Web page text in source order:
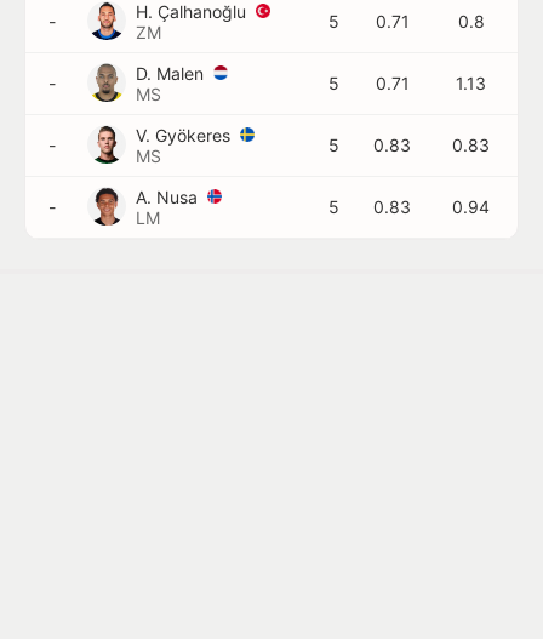
-
H. Çalhanoğlu
ZM
5 0.71 0.8
-
D. Malen
MS
5 0.71 1.13
-
V. Gyökeres
MS
5 0.83 0.83
-
A. Nusa
LM
5 0.83 0.94